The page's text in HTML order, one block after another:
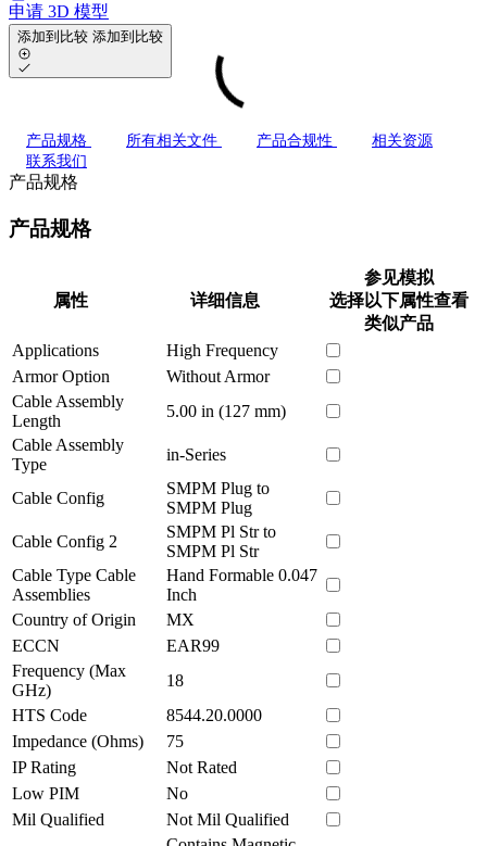
申请 3D 模型
添加到比较 添加到比较
产品规格 所有相关文件 产品合规性
相关资源
联系我们
产品规格
产品规格
属性 详细信息
参见模拟
选择以下属性查看
类似产品
Applications
High Frequency
Armor Option
Without Armor
Cable Assembly
Length
5.00 in (127 mm)
Cable Assembly
Type
in-Series
Cable Config
SMPM Plug to
SMPM Plug
Cable Config 2
SMPM Pl Str to
SMPM Pl Str
Cable Type Cable
Assemblies
Hand Formable 0.047
Inch
Country of Origin
MX
ECCN
EAR99
Frequency (Max
GHz)
18
HTS Code
8544.20.0000
Impedance (Ohms)
75
IP Rating
Not Rated
Low PIM
No
Mil Qualified
Not Mil Qualified